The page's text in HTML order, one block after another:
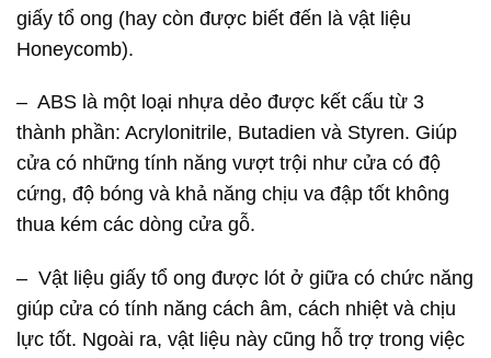
giấy tổ ong (hay còn được biết đến là vật liệu
Honeycomb).
– ABS là một loại nhựa dẻo được kết cấu từ 3
thành phần: Acrylonitrile, Butadien và Styren. Giúp
cửa có những tính năng vượt trội như cửa có độ
cứng, độ bóng và khả năng chịu va đập tốt không
thua kém các dòng cửa gỗ.
– Vật liệu giấy tổ ong được lót ở giữa có chức năng
giúp cửa có tính năng cách âm, cách nhiệt và chịu
lực tốt. Ngoài ra, vật liệu này cũng hỗ trợ trong việc